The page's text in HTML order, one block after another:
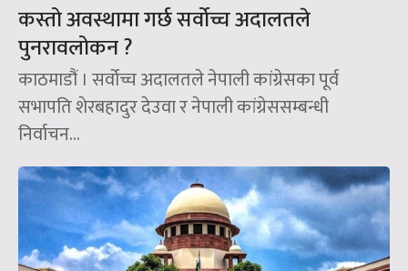
कस्तो अवस्थामा गर्छ सर्वोच्च अदालतले
पुनरावलोकन ?
काठमाडौं । सर्वोच्च अदालतले नेपाली कांग्रेसका पूर्व
सभापति शेरबहादुर देउवा र नेपाली कांग्रेससम्बन्धी
निर्वाचन...